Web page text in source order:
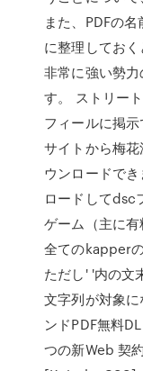
また、PDFの
に整理してお
非常に強い勢
す。 ストリー
フィールに掲
サイトから梅
ウンロードで
ロードしてdsc
ゲーム（主に
全てのkapper
ただし' '内の文
文字列が対象
ンドPDF無料
つの新Web 契